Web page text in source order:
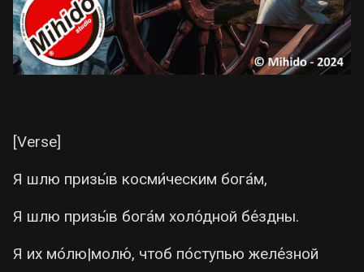
[Verse]
Я шлю призы́в косми́ческим бога́м,
Я шлю призы́в бога́м холо́дной бе́здны.
Я их мо́лю|молю́, чтоб по́ступью желе́зной